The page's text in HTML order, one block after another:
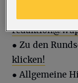
● Zu den
klicken!
● Allgemeine